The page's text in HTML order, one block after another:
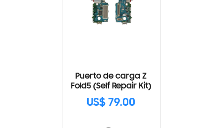
Puerto de carga Z
Fold5 (Self Repair Kit)
US$ 79.00